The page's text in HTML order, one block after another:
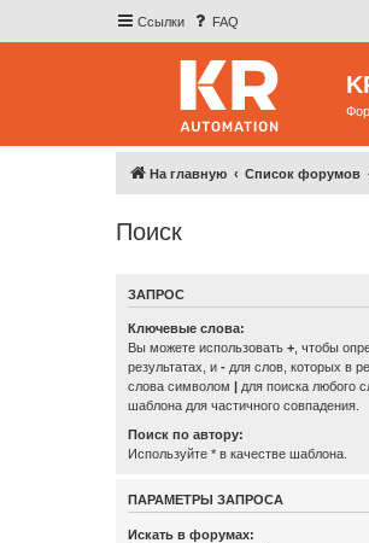
Ссылки FAQ
На главную Список форумов
Поиск
ЗАПРОС
Ключевые слова:
Вы можете использовать + , чтобы
результатах, и - для слов, которых в
слова символом | для поиска любого
шаблона для частичного совпадения.
Поиск по автору:
Используйте * в качестве шаблона.
ПАРАМЕТРЫ ЗАПРОСА
Искать в форумах: